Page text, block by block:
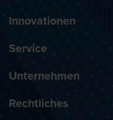
Innovationen
Service
Unternehmen
Rechtliches